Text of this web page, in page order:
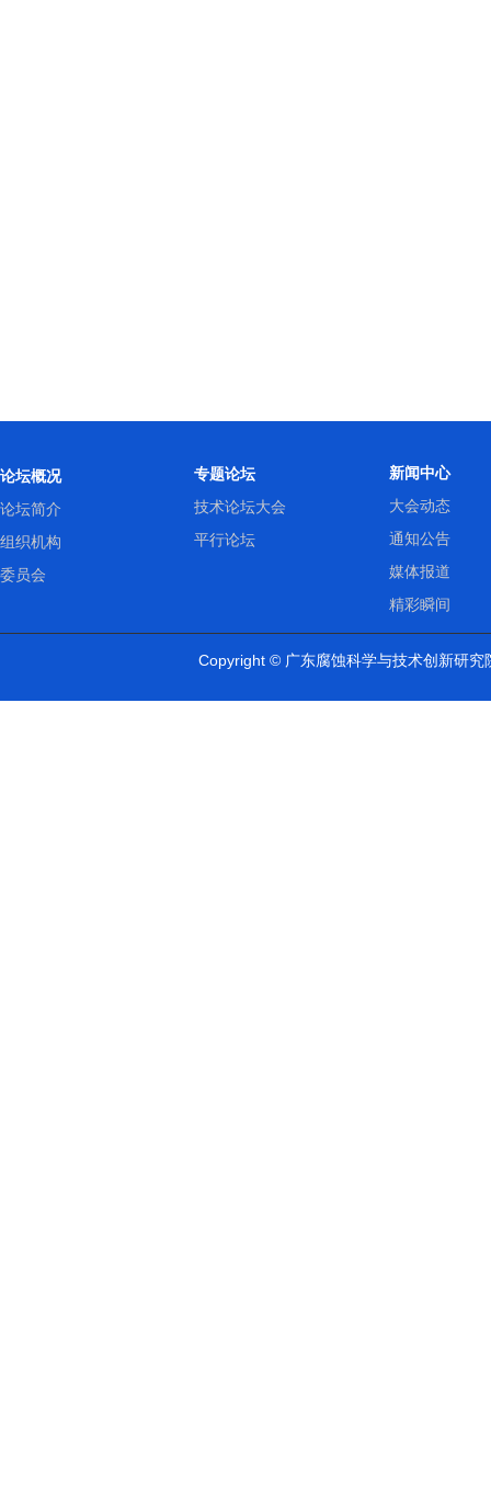
论坛概况
论坛简介
组织机构
委员会
专题论坛
技术论坛大会
平行论坛
新闻中心
大会动态
通知公告
媒体报道
精彩瞬间
Copyright © 广东腐蚀科学与技术创新研究